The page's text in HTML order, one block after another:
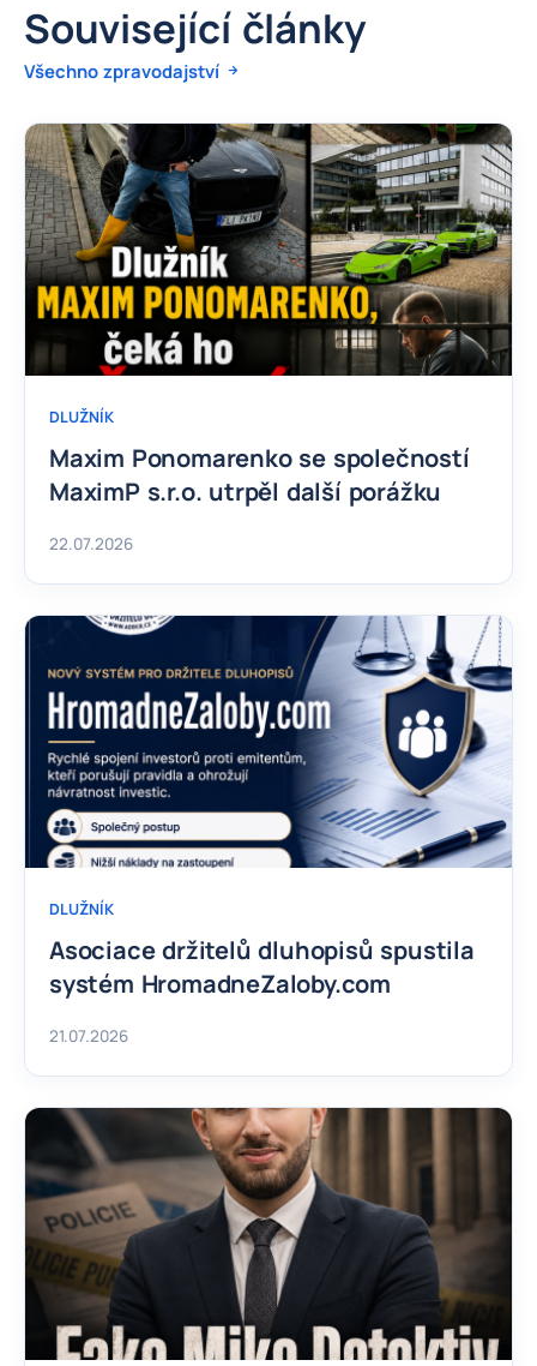
Související články
Všechno zpravodajství
DLUŽNÍK
Maxim Ponomarenko se společností
MaximP s.r.o. utrpěl další porážku
22.07.2026
DLUŽNÍK
Asociace držitelů dluhopisů spustila
systém HromadneZaloby.com
21.07.2026